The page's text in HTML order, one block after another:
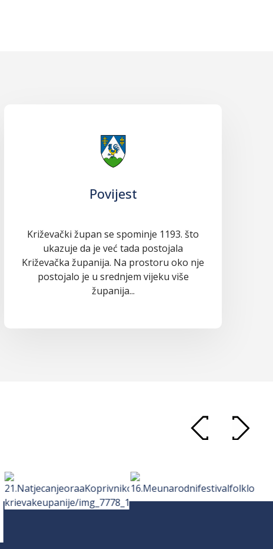
Povijest
Križevački župan se spominje 1193. što
ukazuje da je već tada postojala
Križevačka županija. Na prostoru oko nje
postojalo je u srednjem vijeku više
županija...